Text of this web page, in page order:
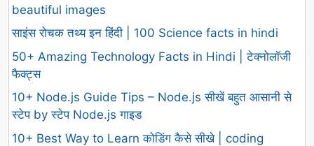
beautiful images
साइंस रोचक तथ्य इन हिंदी | 100 Science facts in hindi
50+ Amazing Technology Facts in Hindi | टेक्नोलॉजी
फैक्ट्स
10+ Node.js Guide Tips – Node.js सीखें बहुत आसानी से
स्टेप by स्टेप Node.js गाइड
10+ Best Way to Learn कोडिंग कैसे सीखे | coding